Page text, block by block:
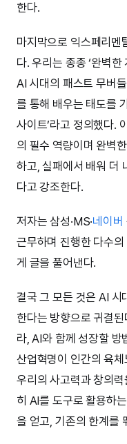
한다.
마지막으로 익스페리
다. 우리는 종종 ‘완벽
AI 시대의 패스트 무버
를 통해 배우는 태도를
사이트’라고 정의했다.
의 필수 역량이며 완벽
하고, 실패에서 배워 더
다고 강조한다.
저자는 삼성·MS·네이버
근무하며 진행한 다수
게 글을 풀어낸다.
결국 그 모든 것은 AI 시
한다는 방향으로 귀결
라, AI와 함께 성장할 방
산업혁명이 인간의 육
우리의 사고력과 창의
히 AI를 도구로 활용하
을 얻고, 기존의 한계를